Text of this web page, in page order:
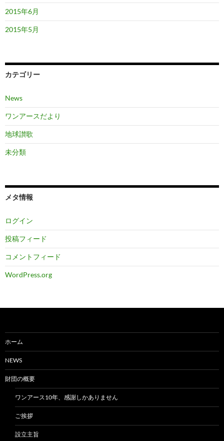
2015年6月
2015年5月
カテゴリー
News
ワンアースだより
地球讃歌
未分類
メタ情報
ログイン
投稿フィード
コメントフィード
WordPress.org
ホーム
NEWS
財団の概要
ワンアース10年、感謝しかありません
ご挨拶
設立主旨